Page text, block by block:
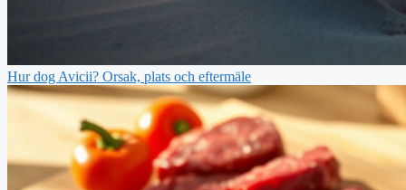
Hur dog Avicii? Orsak, plats och eftermäle